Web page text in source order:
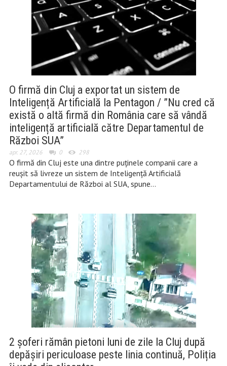
O firmă din Cluj a exportat un sistem de
Inteligență Artificială la Pentagon / ”Nu cred că
există o altă firmă din România care să vândă
inteligență artificială către Departamentul de
Război SUA”
apr. 27, 2026 0 298
O firmă din Cluj este una dintre puținele companii care a
reușit să livreze un sistem de Inteligență Artificială
Departamentului de Război al SUA, spune…
2 șoferi rămân pietoni luni de zile la Cluj după
depășiri periculoase peste linia continuă, Poliția